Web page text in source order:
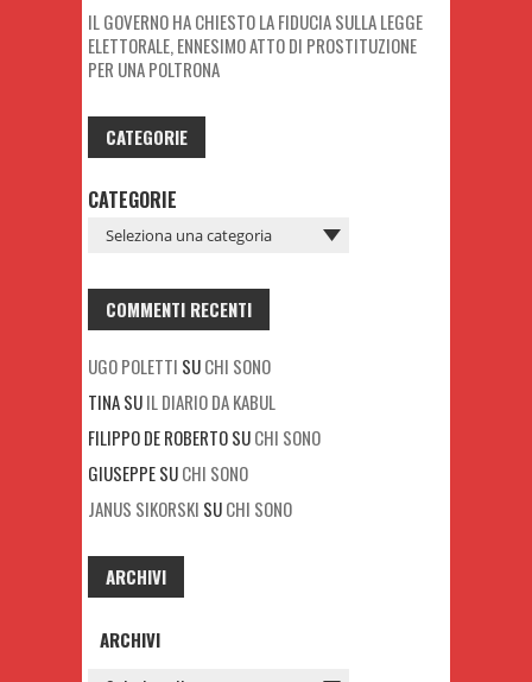
IL GOVERNO HA CHIESTO LA FIDUCIA SULLA LEGGE
ELETTORALE, ENNESIMO ATTO DI PROSTITUZIONE
PER UNA POLTRONA
CATEGORIE
CATEGORIE
COMMENTI RECENTI
UGO POLETTI SUCHI SONO
TINASUIL DIARIO DA KABUL
FILIPPO DE ROBERTOSUCHI SONO
GIUSEPPESUCHI SONO
JANUS SIKORSKI SUCHI SONO
ARCHIVI
ARCHIVI